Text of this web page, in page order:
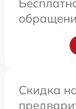
Скидка